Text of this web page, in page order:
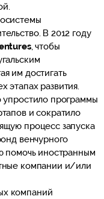
В 2012 году
, чтобы
им достигать
этапах развития.
упростило программы
и сократило
процесс запуска
венчурного
помочь иностранным
компании и/или
компаний